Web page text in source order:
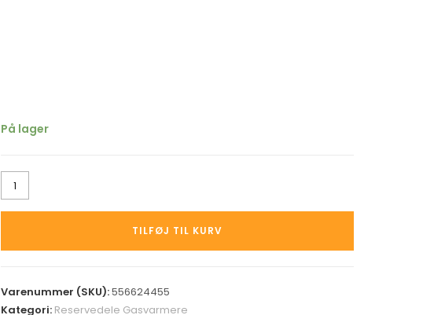
På lager
TILFØJ TIL KURV
Varenummer (SKU):556624455
Kategori: Reservedele Gasvarmere